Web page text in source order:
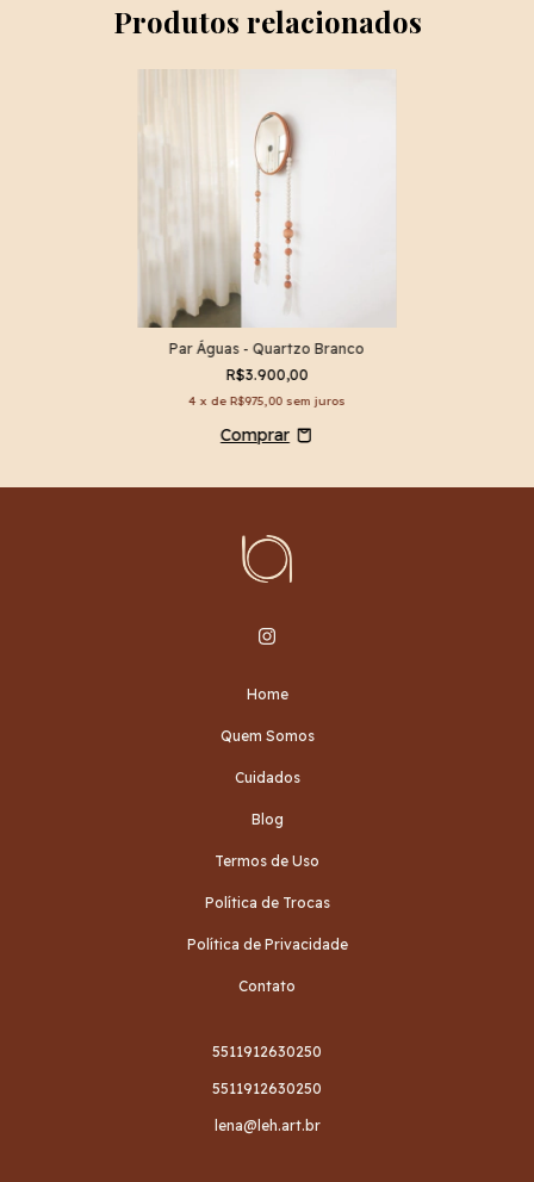
Produtos relacionados
Par Águas - Quartzo Branco
R$3.900,00
4 x de R$975,00 sem juros
Home
Quem Somos
Cuidados
Blog
Termos de Uso
Política de Trocas
Política de Privacidade
Contato
5511912630250
5511912630250
lena@leh.art.br